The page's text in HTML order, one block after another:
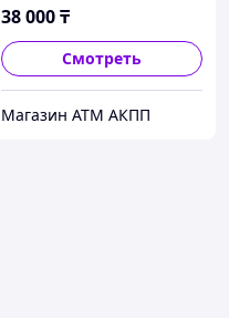
38 000₸
Смотреть
Магазин АТМ АКПП